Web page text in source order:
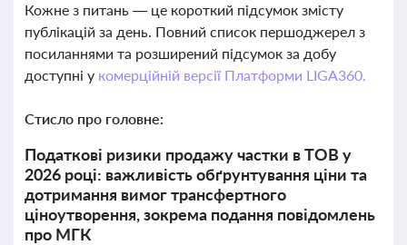
Кожне з питань — це короткий підсумок змісту
публікацій за день. Повний список першоджерел з
посиланнями та розширений підсумок за добу
доступні у комерційній версії Платформи LIGA360.
Стисло про головне:
Податкові ризики продажу частки в ТОВ у
2026 році: важливість обґрунтування ціни та
дотримання вимог трансфертного
ціноутворення, зокрема подання повідомлень
про МГК